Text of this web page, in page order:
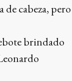
cabeza, pero
brindado